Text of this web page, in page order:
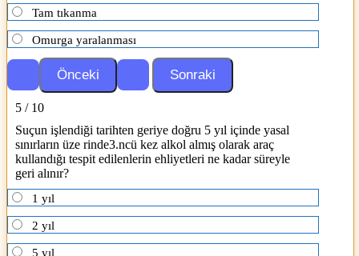
Tam tıkanma
Omurga yaralanması
5 / 10
Suçun işlendiği tarihten geriye doğru 5 yıl içinde yasal
sınırların üze rinde3.ncü kez alkol almış olarak araç
kullandığı tespit edilenlerin ehliyetleri ne kadar süreyle
geri alınır?
1 yıl
2 yıl
5 yıl